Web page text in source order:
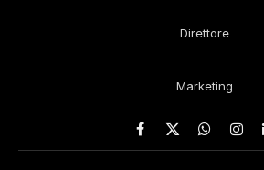
Direttore
Marketing
Facebook
X